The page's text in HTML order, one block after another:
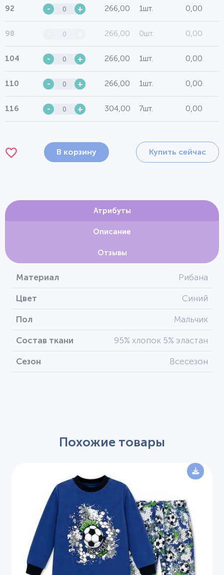
92 - + 266,00 1шт. 0,00
98 266,00 0шт. 0,00
104 - + 266,00 1шт. 0,00
110 - + 266,00 1шт. 0,00
116 - + 304,00 7шт. 0,00
В корзину Купить сейчас
Атрибуты
Описание
Отзывы
Материал Рибана
Цвет Синий
Пол Мальчик
Состав ткани 95% хлопок 5% эластан
Сезон Всесезон
Похожие товары